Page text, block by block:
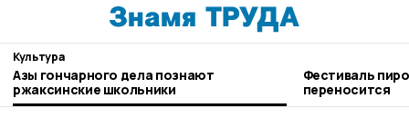
Культура
Азы гончарного дела познают
ржаксинские школьники
Фестиваль
переносится